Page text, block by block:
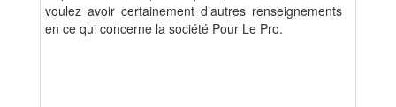
voulez avoir certainement d’autres renseignements
en ce qui concerne la société Pour Le Pro.